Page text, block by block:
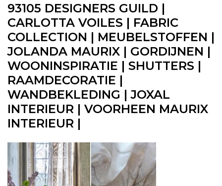
93105 DESIGNERS GUILD |
CARLOTTA VOILES | FABRIC
COLLECTION | MEUBELSTOFFEN |
JOLANDA MAURIX | GORDIJNEN |
WOONINSPIRATIE | SHUTTERS |
RAAMDECORATIE |
WANDBEKLEDING | JOXAL
INTERIEUR | VOORHEEN MAURIX
INTERIEUR |